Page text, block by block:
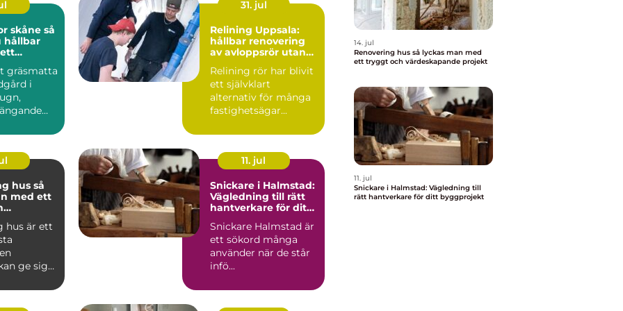
så
hållbar
gräsmatta
i
31. jul
Relining Uppsala:
hållbar renovering
av avloppsrör utan
Relining rör har blivit
ett självklart
alternativ för många
fastighetsägar...
så
med ett
hus är ett
ge sig
11. jul
Snickare i Halmstad:
Vägledning till rätt
hantverkare för ditt
Snickare Halmstad är
ett sökord många
använder när de står
infö...
14. jul
Renovering hus så lyckas man med
ett tryggt och värdeskapande projekt
11. jul
Snickare i Halmstad: Vägledning till
rätt hantverkare för ditt byggprojekt